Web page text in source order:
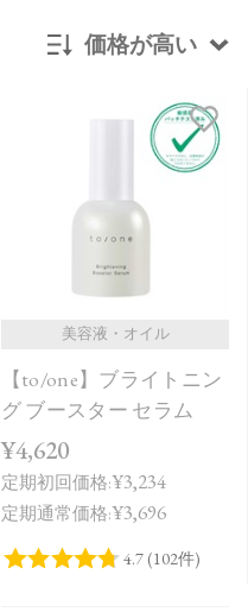
価格が高い
価格が高い
レビュー評価が高い順
人気順
美容液・オイル
【to/one】ブライトニン
グ ブースター セラム
¥4,620
定期初回価格:¥3,234
定期通常価格:¥3,696